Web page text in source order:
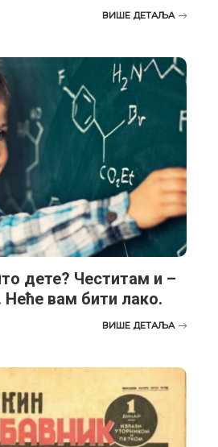
ВИШЕ ДЕТАЉА
дете? Честитам и –
Неће вам бити лако.
ВИШЕ ДЕТАЉА